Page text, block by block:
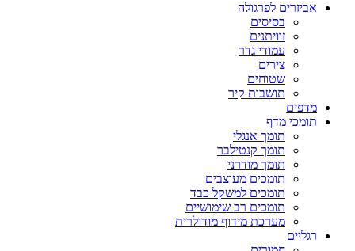
אביזרים לפרגולה
בסיסים
זוויתנים
עמודי גדר
צירים
שטוחים
תושבות קיר
מדפים
תומכי מדף
תומך אנגלי
תומך קנטילבר
תומך מודרני
תומכים מעוצבים
תומכים למשקל כבד
תומכים רב שימושיים
מערכת מידוף מודולרית
רגליים